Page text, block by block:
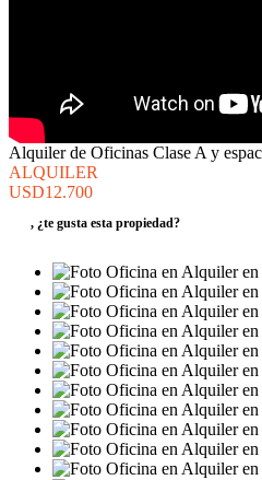
Alquiler de Oficinas Clase A y
ALQUILER
USD12.700
, ¿te gusta esta propiedad?